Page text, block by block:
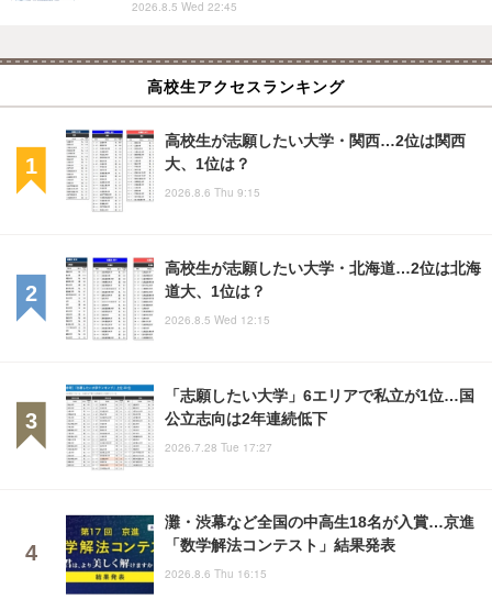
2026.8.5 Wed 22:45
高校生アクセスランキング
高校生が志願したい大学・関西…2位は関西
大、1位は？
2026.8.6 Thu 9:15
高校生が志願したい大学・北海道…2位は北海
道大、1位は？
2026.8.5 Wed 12:15
「志願したい大学」6エリアで私立が1位…国
公立志向は2年連続低下
2026.7.28 Tue 17:27
灘・渋幕など全国の中高生18名が入賞…京進
「数学解法コンテスト」結果発表
2026.8.6 Thu 16:15